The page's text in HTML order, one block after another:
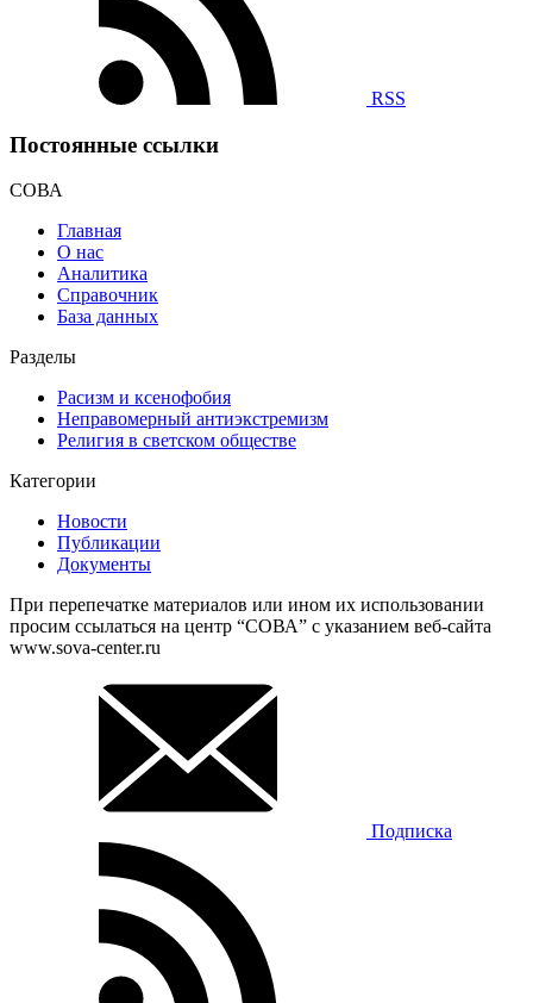
RSS
Постоянные ссылки
СОВА
Главная
О нас
Аналитика
Справочник
База данных
Разделы
Расизм и ксенофобия
Неправомерный антиэкстремизм
Религия в светском обществе
Категории
Новости
Публикации
Документы
При перепечатке материалов или ином их использовании
просим ссылаться на центр “СОВА” с указанием веб-сайта
www.sova-center.ru
Подписка